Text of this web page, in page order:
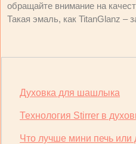
обращайте внимание на
Такая эмаль, как TitanGlanz –
Духовка для шашлыка
Технология Stirrer в
Что лучше мини печь или